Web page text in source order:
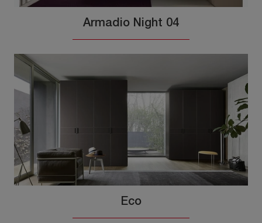
Armadio Night 04
Eco